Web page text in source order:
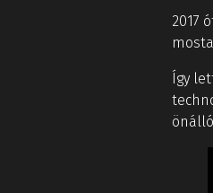
2017
Így